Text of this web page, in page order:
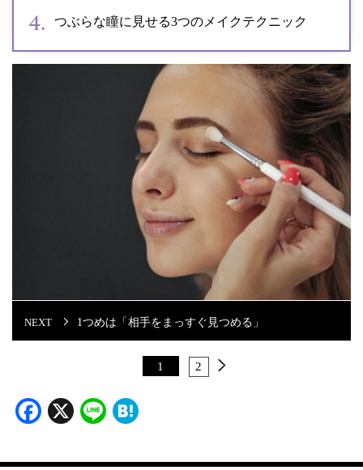
つぶらな瞳に見せる3つのメイクテクニック
1つめは「相手をまっすぐ見つめる」
1 2
Facebook
X Line